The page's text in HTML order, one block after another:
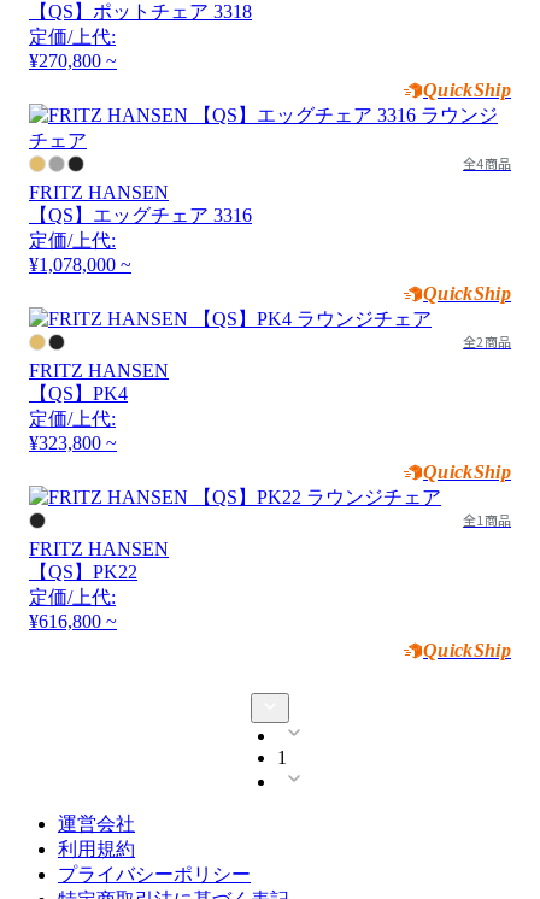
【QS】ポットチェア 3318
定価/上代:
¥270,800 ~
QuickShip
全4商品
FRITZ HANSEN
【QS】エッグチェア 3316
定価/上代:
¥1,078,000 ~
QuickShip
全2商品
FRITZ HANSEN
【QS】PK4
定価/上代:
¥323,800 ~
QuickShip
全1商品
FRITZ HANSEN
【QS】PK22
定価/上代:
¥616,800 ~
QuickShip
1
運営会社
利用規約
プライバシーポリシー